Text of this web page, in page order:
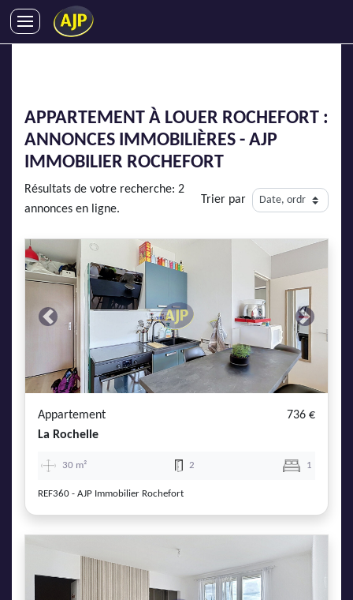
SYNDIC
IMMOBILIER NEUF
ENTREPRISES
DEVENIR FRANCHISÉ
AJP Recrute
AJP Actualités
Service Qualité Clients
APPARTEMENT À LOUER ROCHEFORT :
ANNONCES IMMOBILIÈRES - AJP
IMMOBILIER ROCHEFORT
Résultats de votre recherche: 2
annonces en ligne.
Trier par
Previous Next
Appartement
736 €
La Rochelle
30 m² 2 1
REF360 - AJP Immobilier Rochefort